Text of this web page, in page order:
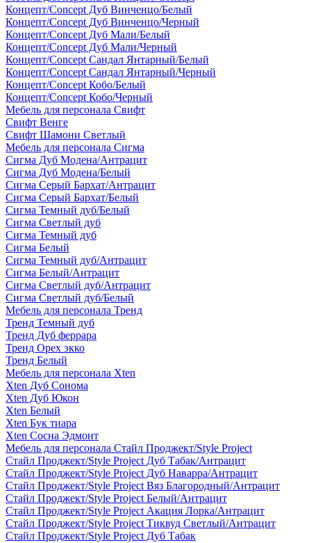
Концепт/Concept Дуб Винченцо/Белый
Концепт/Concept Дуб Винченцо/Черный
Концепт/Concept Дуб Мали/Белый
Концепт/Concept Дуб Мали/Черный
Концепт/Concept Сандал Янтарный/Белый
Концепт/Concept Сандал Янтарный/Черный
Концепт/Concept Кобо/Белый
Концепт/Concept Кобо/Черный
Мебель для персонала Свифт
Свифт Венге
Свифт Шамони Светлый
Мебель для персонала Сигма
Сигма Дуб Модена/Антрацит
Сигма Дуб Модена/Белый
Сигма Серый Бархат/Антрацит
Сигма Серый Бархат/Белый
Сигма Темный дуб/Белый
Сигма Светлый дуб
Сигма Темный дуб
Сигма Белый
Сигма Темный дуб/Антрацит
Сигма Белый/Антрацит
Сигма Светлый дуб/Антрацит
Сигма Светлый дуб/Белый
Мебель для персонала Тренд
Тренд Темный дуб
Тренд Дуб феррара
Тренд Орех экко
Тренд Белый
Мебель для персонала Xten
Xten Дуб Сонома
Xten Дуб Юкон
Xten Белый
Xten Бук тиара
Xten Сосна Эдмонт
Мебель для персонала Стайл Проджект/Style Project
Стайл Проджект/Style Project Дуб Табак/Антрацит
Стайл Проджект/Style Project Дуб Наварра/Антрацит
Стайл Проджект/Style Project Вяз Благородный/Антрацит
Стайл Проджект/Style Project Белый/Антрацит
Стайл Проджект/Style Project Акация Лорка/Антрацит
Стайл Проджект/Style Project Тиквуд Светлый/Антрацит
Стайл Проджект/Style Project Дуб Табак